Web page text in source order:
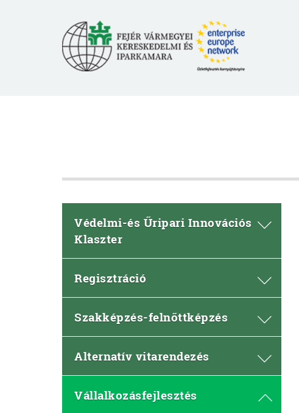
Védelmi-és Űripari Innovációs
Klaszter
Regisztráció
Szakképzés-felnőttképzés
Alternatív vitarendezés
Vállalkozásfejlesztés